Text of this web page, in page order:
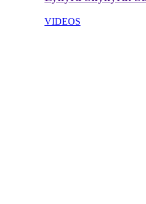
VIDEOS